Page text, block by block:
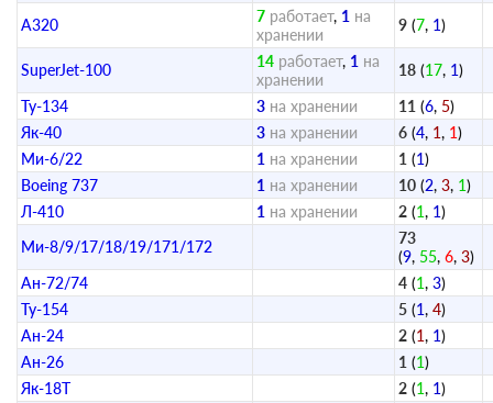
A320 7 работает, 1 на
хранении
9 (7, 1)
SuperJet-100 14 работает, 1 на
хранении
18 (17, 1)
Ту-134
3 на хранении 11 (6, 5)
Як-40
3 на хранении 6 (4, 1, 1)
Ми-6/22
1 на хранении 1 (1)
Boeing 737
1 на хранении 10 (2, 3, 1)
Л-410
1 на хранении 2 (1, 1)
Ми-8/9/17/18/19/171/172
73
(9, 55, 6, 3)
Ан-72/74
4 (1, 3)
Ту-154
5 (1, 4)
Ан-24
2 (1, 1)
Ан-26
1 (1)
Як-18Т
2 (1, 1)